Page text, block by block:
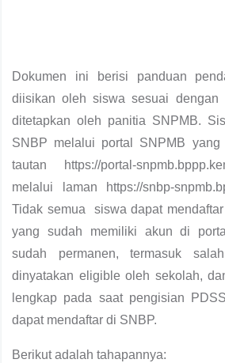
Dokumen ini berisi panduan
diisikan oleh siswa sesuai dengan
ditetapkan oleh panitia SNPMB.
SNBP melalui portal SNPMB
tautan https://portal-
melalui laman https://snbp-
Tidak semua siswa dapat
yang sudah memiliki akun di
sudah permanen, termasuk
dinyatakan eligible oleh sekolah,
lengkap pada saat pengisian
dapat mendaftar di SNBP.
Berikut adalah tahapannya: